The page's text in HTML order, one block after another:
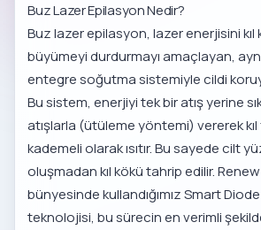
Buz Lazer Epilasyon Nedir?
Buz lazer epilasyon, lazer enerjisini
büyümeyi durdurmayı amaçlayan,
entegre soğutma sistemiyle cildi
Bu sistem, enerjiyi tek bir atış yerine
atışlarla (ütüleme yöntemi) vererek
kademeli olarak ısıtır. Bu sayede cilt
oluşmadan kıl kökü tahrip edilir.
bünyesinde kullandığımızSmart
teknolojisi, bu sürecin en verimli